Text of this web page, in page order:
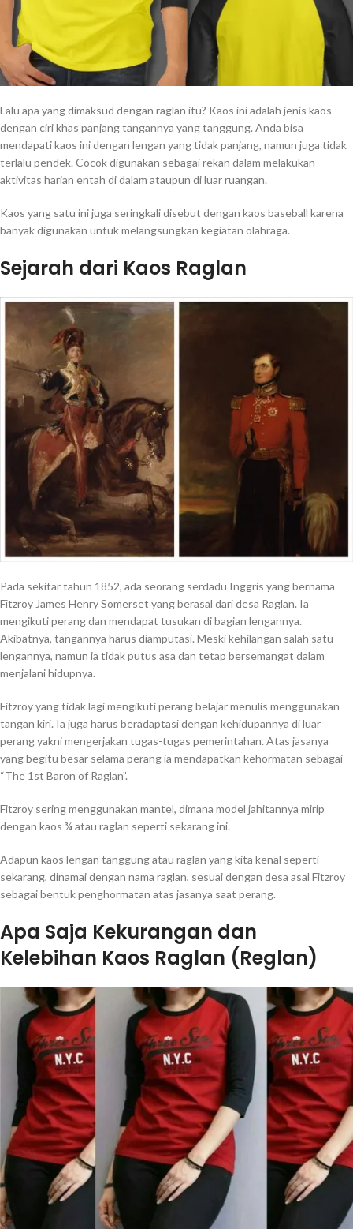
Lalu apa yang dimaksud dengan raglan itu? Kaos ini adalah jenis kaos
dengan ciri khas panjang tangannya yang tanggung. Anda bisa
mendapati kaos ini dengan lengan yang tidak panjang, namun juga tidak
terlalu pendek. Cocok digunakan sebagai rekan dalam melakukan
aktivitas harian entah di dalam ataupun di luar ruangan.
Kaos yang satu ini juga seringkali disebut dengan kaos baseball karena
banyak digunakan untuk melangsungkan kegiatan olahraga.
Sejarah dari Kaos Raglan
Pada sekitar tahun 1852, ada seorang serdadu Inggris yang bernama
Fitzroy James Henry Somerset yang berasal dari desa Raglan. Ia
mengikuti perang dan mendapat tusukan di bagian lengannya.
Akibatnya, tangannya harus diamputasi. Meski kehilangan salah satu
lengannya, namun ia tidak putus asa dan tetap bersemangat dalam
menjalani hidupnya.
Fitzroy yang tidak lagi mengikuti perang belajar menulis menggunakan
tangan kiri. Ia juga harus beradaptasi dengan kehidupannya di luar
perang yakni mengerjakan tugas-tugas pemerintahan. Atas jasanya
yang begitu besar selama perang ia mendapatkan kehormatan sebagai
“The 1st Baron of Raglan”.
Fitzroy sering menggunakan mantel, dimana model jahitannya mirip
dengan kaos ¾ atau raglan seperti sekarang ini.
Adapun kaos lengan tanggung atau raglan yang kita kenal seperti
sekarang, dinamai dengan nama raglan, sesuai dengan desa asal Fitzroy
sebagai bentuk penghormatan atas jasanya saat perang.
Apa Saja Kekurangan dan
Kelebihan Kaos Raglan (Reglan)